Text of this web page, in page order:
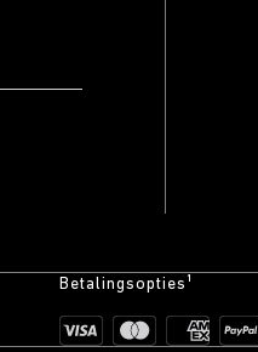
Betalingsopties¹